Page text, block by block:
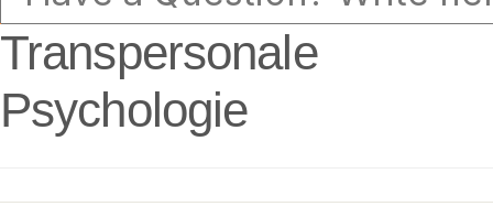
Transpersonale
Psychologie